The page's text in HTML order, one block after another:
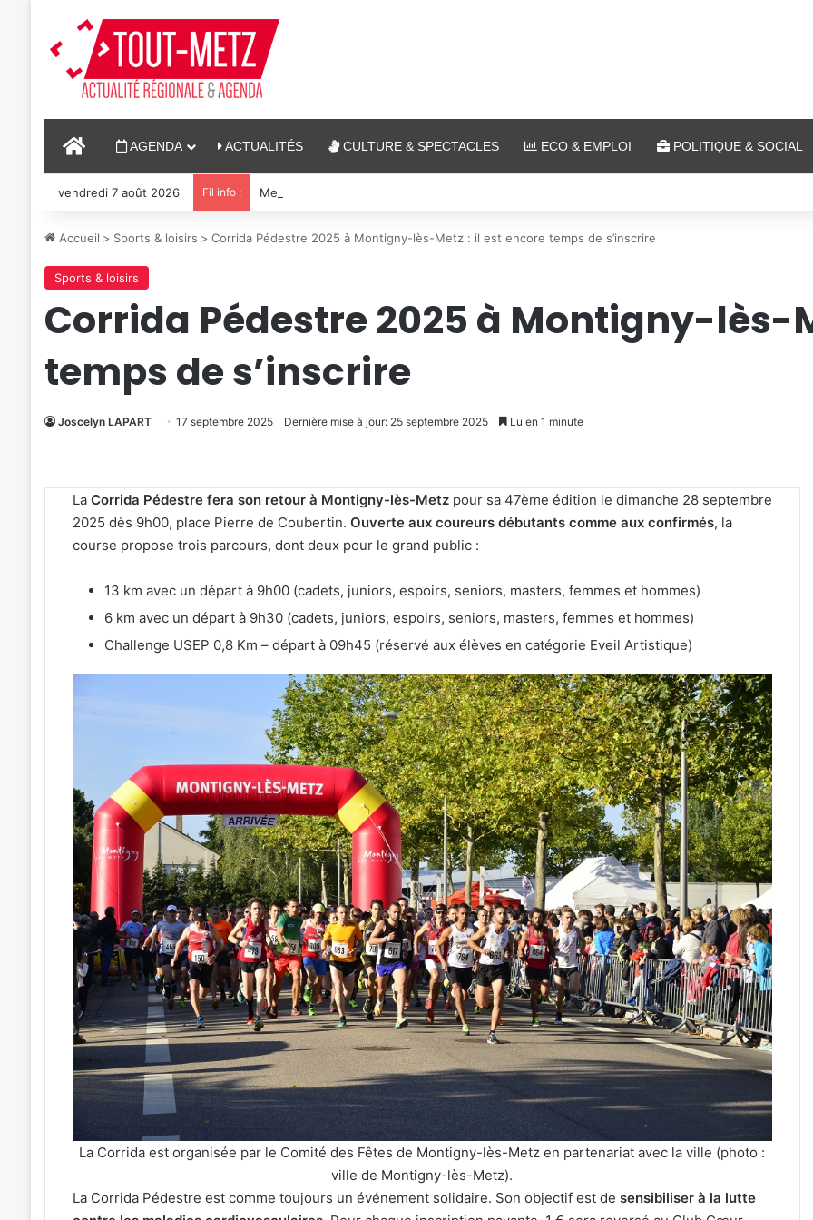
ACCUEILAGENDA ACTUALITÉS CULTURE & SPECTACLES ECO & EMPLOI POLITIQUE & SOCIAL
vendredi 7 août 2026 Fil info : Metz : J-1 avant le cinéma plein air au Plan d’Eau
Accueil > Sports & loisirs > Corrida Pédestre 2025 à Montigny-lès-Metz : il est encore temps de s’inscrire
Sports & loisirs
Corrida Pédestre 2025 à Montigny-lès-
temps de s’inscrire
Joscelyn LAPART 17 septembre 2025 Dernière mise à jour: 25 septembre 2025 Lu en 1 minute
La Corrida Pédestre fera son retour à Montigny-lès-Metzpour sa 47ème édition le dimanche 28 septembre
2025 dès 9h00, place Pierre de Coubertin. Ouverte aux coureurs débutants comme aux confirmés, la
course propose trois parcours, dont deux pour le grand public :
13 km avec un départ à 9h00 (cadets, juniors, espoirs, seniors, masters, femmes et hommes)
6 km avec un départ à 9h30 (cadets, juniors, espoirs, seniors, masters, femmes et hommes)
Challenge USEP 0,8 Km – départ à 09h45 (réservé aux élèves en catégorie Eveil Artistique)
La Corrida est organisée par le Comité des Fêtes de Montigny-lès-Metz en partenariat avec la ville (photo :
ville de Montigny-lès-Metz).
La Corrida Pédestre est comme toujours un événement solidaire. Son objectif est de sensibiliser à la lutte
du Graoully : une nouvelle
cycliste débarque à Metz
4
soirées
concerts
prévues
à
Ars-
sur-
Moselle
du
7
au
28
août
5 août 2026
4 soirées concerts prévues à Ars-
sur-Moselle du 7 au 28 août 2026
Metz
:
J-
1
avant
le
cinéma
plein
air
au
Plan
d’Eau
4 août 2026
Metz : J-1 avant le cinéma plein
air au Plan d’Eau